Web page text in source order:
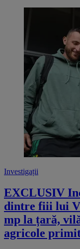
Investigații
EXCLUSIV
dintre fiii lui
mp la țară,
agricole